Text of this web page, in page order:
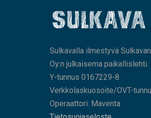
Sulkavalla ilmestyvä
Oy:n julkaisema paikallislehti.
Y-tunnus 0167229-8
Verkkolaskuosoite/OVT-
Operaattori: Maventa